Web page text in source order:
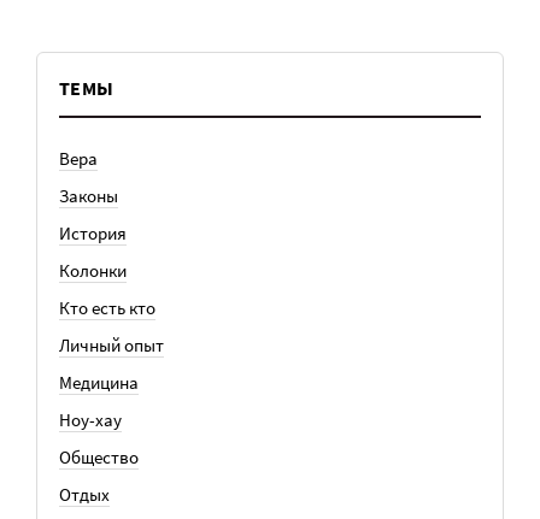
ТЕМЫ
Вера
Законы
История
Колонки
Кто есть кто
Личный опыт
Медицина
Ноу-хау
Общество
Отдых